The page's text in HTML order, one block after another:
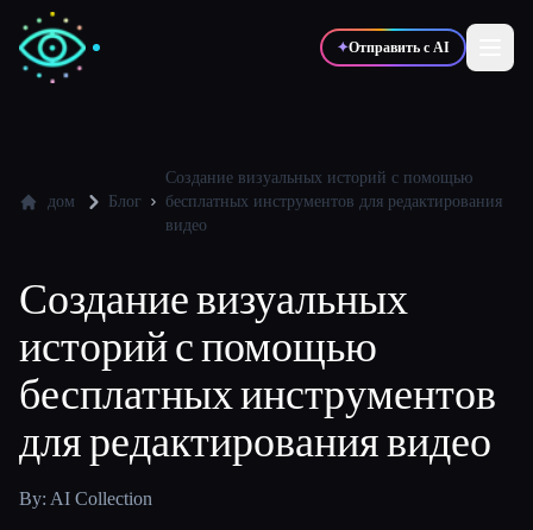
✦Отправить с AI
🎨 Дизайнеры
🎓Студенты 🎬Креаторы
Блог
дом Блог
Создание визуальных историй с помощью
бесплатных инструментов для редактирования
видео
Создание визуальных
историй с помощью
бесплатных инструментов
для редактирования видео
By: AI Collection